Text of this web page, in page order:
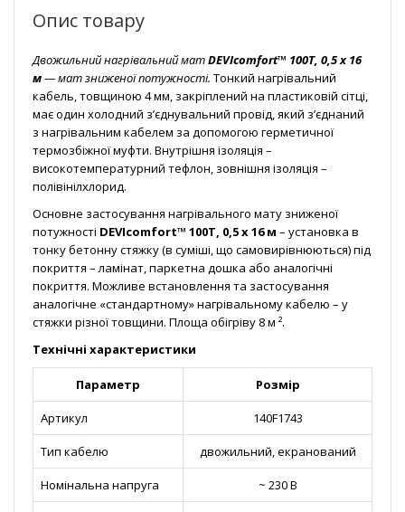
Опис товару
Двожильний нагрівальний матDEVIcomfort™ 100Т, 0,5 х 16
м— мат зниженої потужності. Тонкий нагрівальний
кабель, товщиною 4 мм, закріплений на пластиковій сітці,
має один холодний з’єднувальний провід, який з’єднаний
з нагрівальним кабелем за допомогою герметичної
термозбіжної муфти. Внутрішня ізоляція –
високотемпературний тефлон, зовнішня ізоляція –
полівінілхлорид.
Основне застосування нагрівального мату зниженої
потужності DEVIcomfort™ 100Т, 0,5 х 16 м – установка в
тонку бетонну стяжку (в суміші, що самовирівнюються) під
покриття – ламінат, паркетна дошка або аналогічні
покриття. Можливе встановлення та застосування
аналогічне «стандартному» нагрівальному кабелю – у
стяжки різної товщини. Площа обігріву 8 м ².
Технічні характеристики
Параметр Розмір
Артикул 140F1743
Тип кабелю двожильний, екранований
Номінальна напруга ~ 230 В